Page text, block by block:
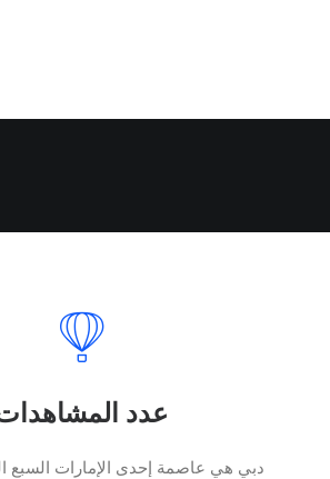
عدد
دبي هي عاصمة إحدى الإمارات السبع